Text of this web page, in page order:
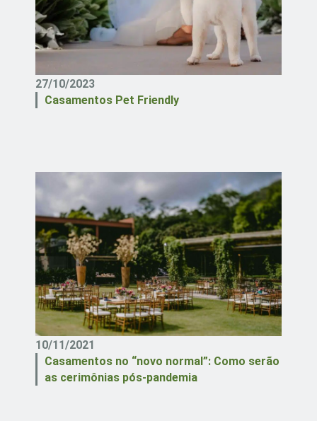
27/10/2023
Casamentos Pet Friendly
10/11/2021
Casamentos no “novo normal”: Como serão
as cerimônias pós-pandemia